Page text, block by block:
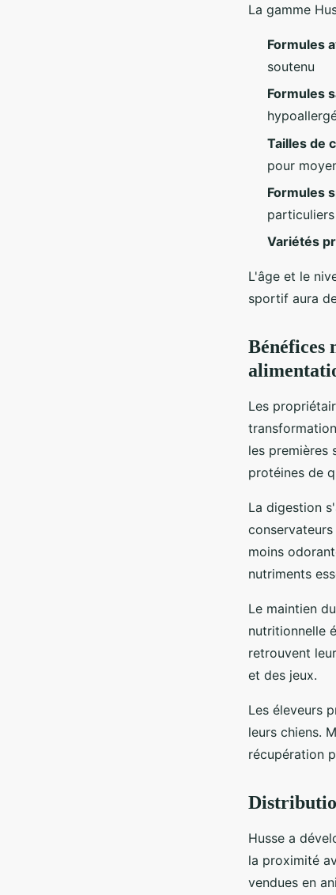
La gamme
Formules
soutenu
Formules
Tailles de
pour
Formules
particuliers
Variétés
L'âge et le
sportif aura
Bénéfices
Les
les premières
protéines de
La digestion
moins
nutriments
Le maintien
nutritionnelle
retrouvent leur
et des jeux.
Les éleveurs
leurs chiens.
récupération
Husse a
la proximité
vendues en